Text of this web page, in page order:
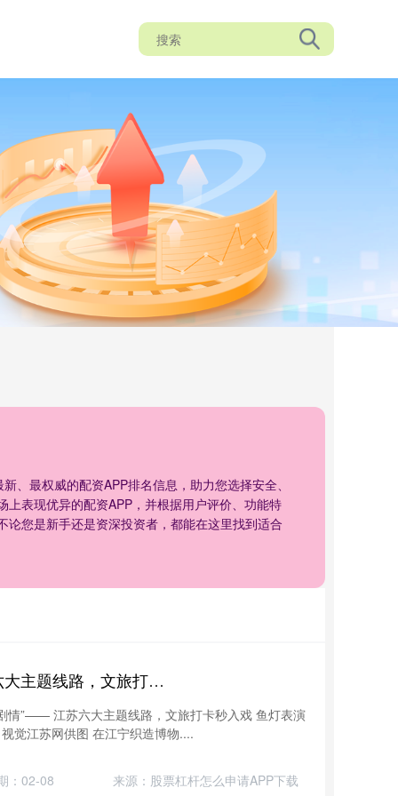
、最权威的配资APP排名信息，助力您选择安全、
表现优异的配资APP，并根据用户评价、功能特
您是新手还是资深投资者，都能在这里找到适合
欧亚联合证券APP下载 江苏六大主题线路，文旅打卡秒入戏
情”—— 江苏六大主题线路，文旅打卡秒入戏 鱼灯表演
觉江苏网供图 在江宁织造博物....
：02-08 来源：股票杠杆怎么申请APP下载